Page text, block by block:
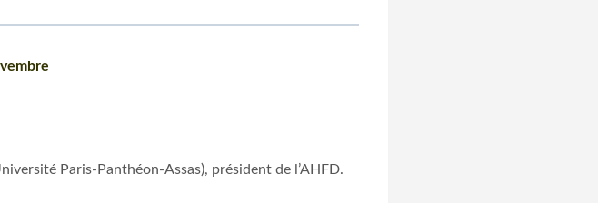
Paris-Panthéon-Assas), président de l’AHFD.